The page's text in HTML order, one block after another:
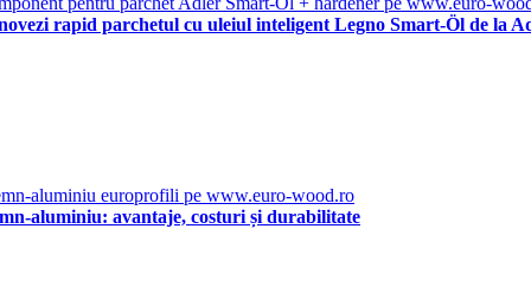
rapid parchetul cu uleiul inteligent Legno Smart-Öl de la
aluminiu: avantaje, costuri și durabilitate